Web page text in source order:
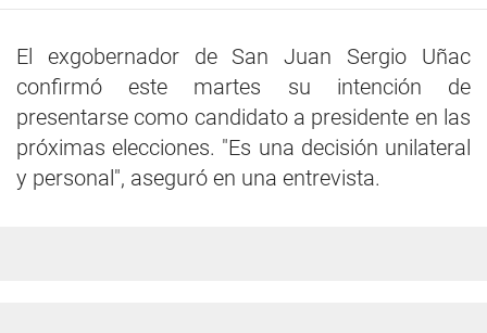
El exgobernador de San Juan Sergio Uñac
confirmó este martes su intención de
presentarse como candidato a presidente en las
próximas elecciones. "Es una decisión unilateral
y personal", aseguró en una entrevista.